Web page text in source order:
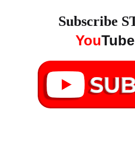
Subscribe
YouTube